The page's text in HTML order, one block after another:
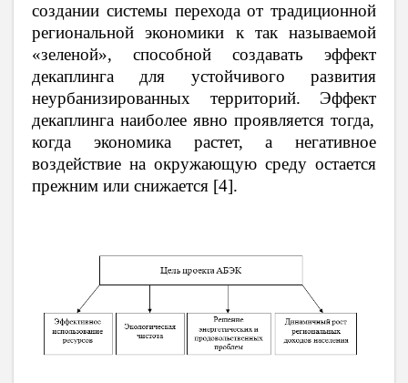
создании системы перехода от традиционной
региональной экономики к так называемой
«зеленой», способной создавать эффект
декаплинга для устойчивого развития
неурбанизированных территорий.
Эффект
декаплинга наиболее явно проявляется тогда,
когда экономика растет, а негативное
воздействие на окружающую среду остается
прежним или снижается [4].